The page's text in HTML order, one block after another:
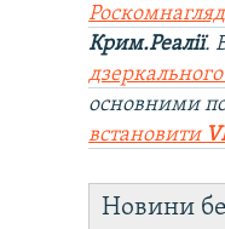
Крим.Реалії.
основними
встановити
Новини